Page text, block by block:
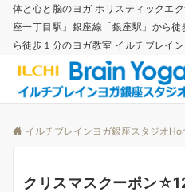
体と心と脳のヨガ ホリスティックエ
座一丁目駅」銀座線「銀座駅」から
ら徒歩１分のヨガ教室 イルチブレイ
イルチブレインヨガ銀座スタジオ
クリスマスクーポン